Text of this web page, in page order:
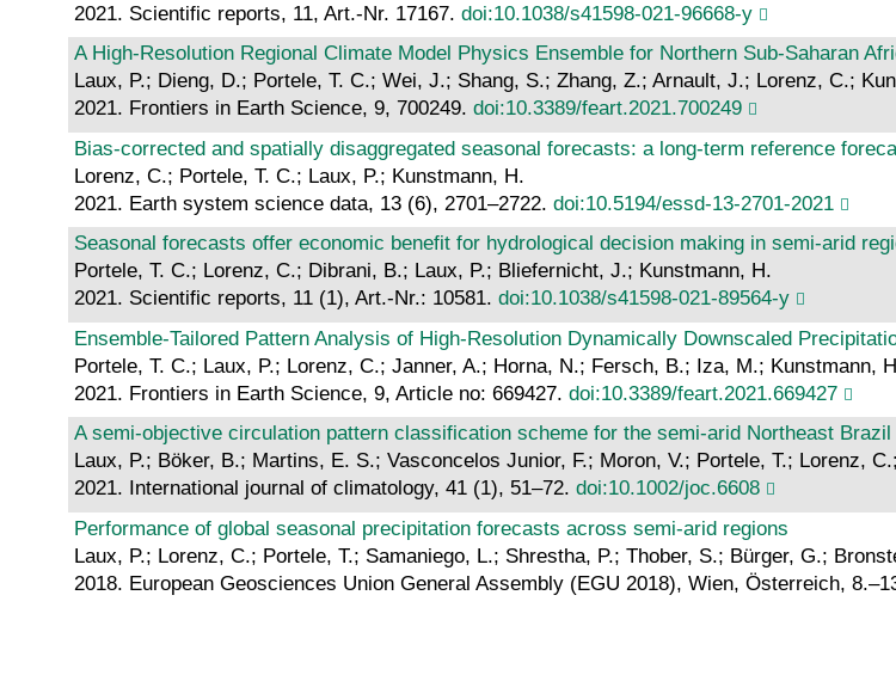
2021. Scientific reports, 11, Art.-Nr. 17167. doi:10.1038/s41598-021-96668-y
A High-Resolution Regional Climate Model Physics Ensemble for Northern Sub-Saharan
Laux, P.; Dieng, D.; Portele, T. C.; Wei, J.; Shang, S.; Zhang, Z.; Arnault, J.; Lorenz, C.;
2021. Frontiers in Earth Science, 9, 700249. doi:10.3389/feart.2021.700249
Bias-corrected and spatially disaggregated seasonal forecasts: a long-term reference
Lorenz, C.; Portele, T. C.; Laux, P.; Kunstmann, H.
2021. Earth system science data, 13 (6), 2701–2722. doi:10.5194/essd-13-2701-2021
Seasonal forecasts offer economic benefit for hydrological decision making in semi-arid
Portele, T. C.; Lorenz, C.; Dibrani, B.; Laux, P.; Bliefernicht, J.; Kunstmann, H.
2021. Scientific reports, 11 (1), Art.-Nr.: 10581. doi:10.1038/s41598-021-89564-y
Ensemble-Tailored Pattern Analysis of High-Resolution Dynamically Downscaled
Portele, T. C.; Laux, P.; Lorenz, C.; Janner, A.; Horna, N.; Fersch, B.; Iza, M.; Kunstmann,
2021. Frontiers in Earth Science, 9, Article no: 669427. doi:10.3389/feart.2021.669427
A semi‐objective circulation pattern classification scheme for the semi‐arid Northeast Brazil
Laux, P.; Böker, B.; Martins, E. S.; Vasconcelos Junior, F.; Moron, V.; Portele, T.; Lorenz,
2021. International journal of climatology, 41 (1), 51–72. doi:10.1002/joc.6608
Performance of global seasonal precipitation forecasts across semi-arid regions
Laux, P.; Lorenz, C.; Portele, T.; Samaniego, L.; Shrestha, P.; Thober, S.; Bürger, G.;
2018. European Geosciences Union General Assembly (EGU 2018), Wien, Österreich,